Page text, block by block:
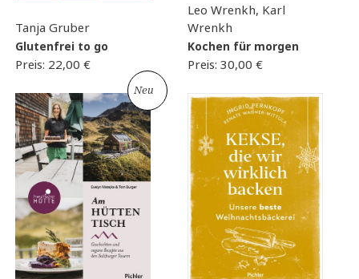
Tanja Gruber
Glutenfrei to go
Preis: 22,00 €
Leo Wrenkh, Karl
Wrenkh
Kochen für morgen
Preis: 30,00 €
Neu